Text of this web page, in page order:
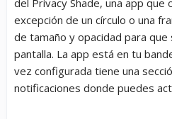
excepción de un círculo o una
de tamaño y opacidad para
pantalla. La app está en tu
vez configurada tiene una
notificaciones donde puedes